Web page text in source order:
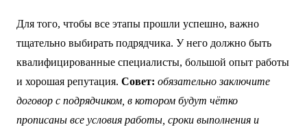
Для того, чтобы все этапы прошли успешно, важно
тщательно выбирать подрядчика. У него должно быть
квалифицированные специалисты, большой опыт работы
и хорошая репутация. Совет: обязательно заключите
договор с подрядчиком, в котором будут чётко
прописаны все условия работы, сроки выполнения и